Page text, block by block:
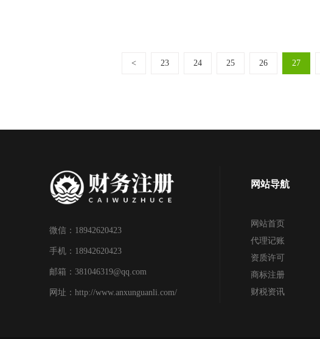
< 23 24 25 26 27
微信：18942620423
手机：18942620423
邮箱：381046319@qq.com
网址：http://www.anxunguanli.com/
网站导航
网站首页
代理记账
资质许可
商标注册
财税资讯